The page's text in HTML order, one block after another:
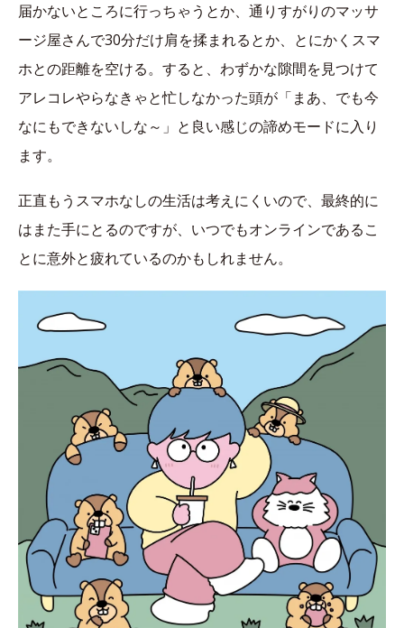
届かないところに行っちゃうとか、通りすがりのマッサ
ージ屋さんで30分だけ肩を揉まれるとか、とにかくスマ
ホとの距離を空ける。すると、わずかな隙間を見つけて
アレコレやらなきゃと忙しなかった頭が「まあ、でも今
なにもできないしな～」と良い感じの諦めモードに入り
ます。
正直もうスマホなしの生活は考えにくいので、最終的に
はまた手にとるのですが、いつでもオンラインであるこ
とに意外と疲れているのかもしれません。